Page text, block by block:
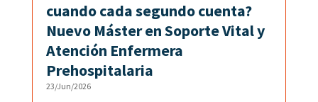
cuando cada segundo cuenta?
Nuevo Máster en Soporte Vital y
Atención Enfermera
Prehospitalaria
23/Jun/2026